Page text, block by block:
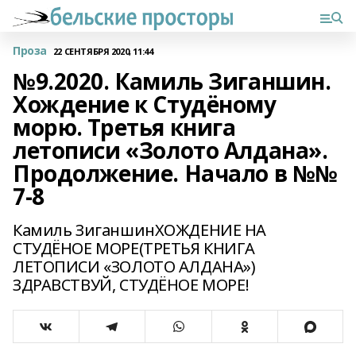
Проза 22 СЕНТЯБРЯ 2020, 11:44
№9.2020. Камиль Зиганшин.
Хождение к Студёному
морю. Третья книга
летописи «Золото Алдана».
Продолжение. Начало в №№
7-8
Камиль ЗиганшинХОЖДЕНИЕ НА
СТУДЁНОЕ МОРЕ(ТРЕТЬЯ КНИГА
ЛЕТОПИСИ «ЗОЛОТО АЛДАНА»)
ЗДРАВСТВУЙ, СТУДЁНОЕ МОРЕ!